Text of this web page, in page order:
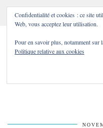
Confidentialité et cookies : ce site
Web, vous acceptez leur utilisation.
Pour en savoir plus, notamment sur
Politique relative aux cookies